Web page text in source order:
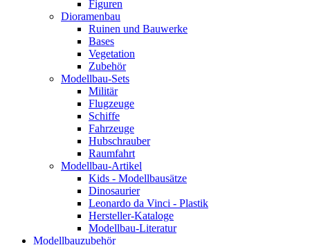
Figuren
Dioramenbau
Ruinen und Bauwerke
Bases
Vegetation
Zubehör
Modellbau-Sets
Militär
Flugzeuge
Schiffe
Fahrzeuge
Hubschrauber
Raumfahrt
Modellbau-Artikel
Kids - Modellbausätze
Dinosaurier
Leonardo da Vinci - Plastik
Hersteller-Kataloge
Modellbau-Literatur
Modellbauzubehör